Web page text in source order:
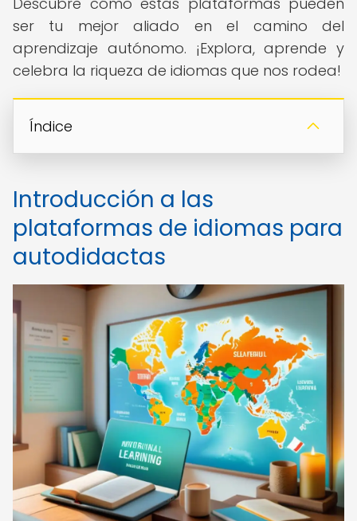
ser tu mejor aliado en el camino del
aprendizaje autónomo. ¡Explora, aprende y
celebra la riqueza de idiomas que nos rodea!
Índice
Introducción a las
plataformas de idiomas para
autodidactas